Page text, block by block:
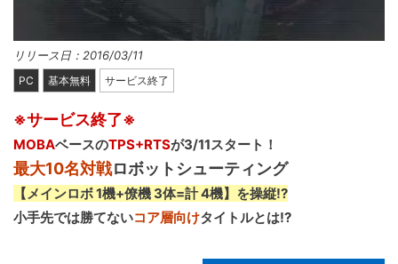
リリース日：2016/03/11
PC 基本無料 サービス終了
※サービス終了※
MOBAベースのTPS+RTSが3/11スタート！
最大10名対戦ロボットシューティング
【メインロボ 1機+僚機 3体=計 4機】を操縦!?
小手先では勝てないコア層向けタイトルとは!?